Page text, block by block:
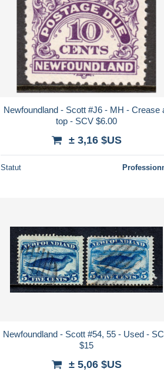
Newfoundland - Scott #J6 - MH - Crease
top - SCV $6.00
± 3,16 $US
Statut
Newfoundland - Scott #54, 55 - Used -
$15
± 5,06 $US